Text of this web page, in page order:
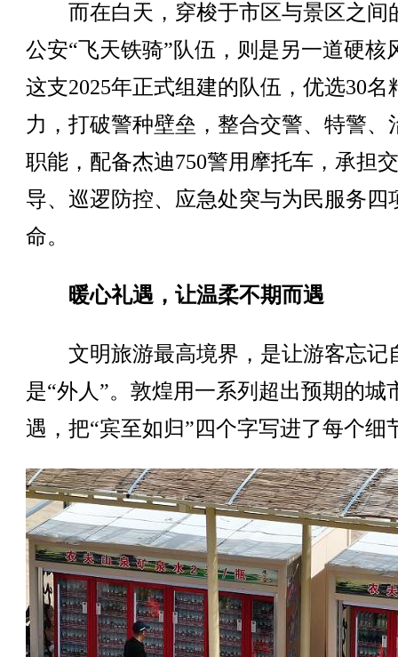
而在白天，穿梭于市区与景区之间
公安“飞天铁骑”队伍，则是另一道硬核
这支2025年正式组建的队伍，优选30名
力，打破警种壁垒，整合交警、特警、
职能，配备杰迪750警用摩托车，承担
导、巡逻防控、应急处突与为民服务四
命。
暖心礼遇，让温柔不期而遇
文明旅游最高境界，是让游客忘记
是“外人”。敦煌用一系列超出预期的城
遇，把“宾至如归”四个字写进了每个细